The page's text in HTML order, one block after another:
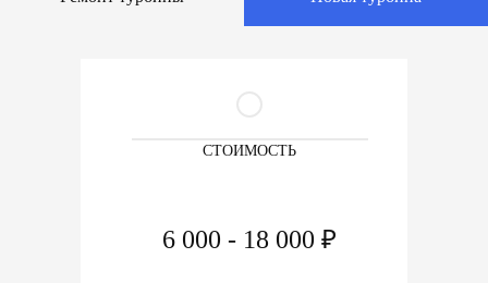
СТОИМОСТЬ
6 000 - 18 000 ₽